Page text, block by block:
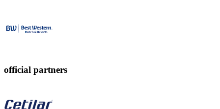
official partners